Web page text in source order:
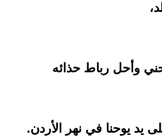
وأحل رباط حذائه
يد يوحنا في نهر الأردن.